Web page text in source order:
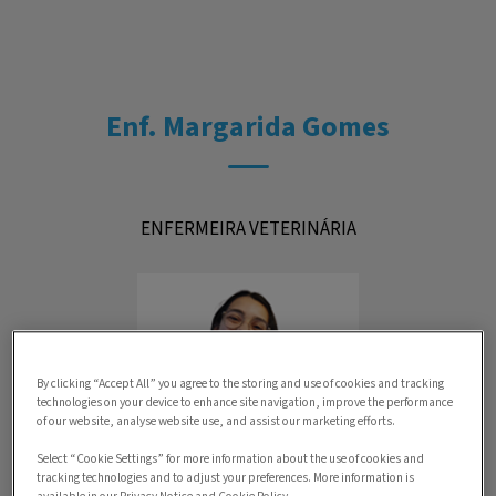
Enf. Margarida Gomes
ENFERMEIRA VETERINÁRIA
By clicking “Accept All” you agree to the storing and use of cookies and tracking
technologies on your device to enhance site navigation, improve the performance
of our website, analyse website use, and assist our marketing efforts.
Select “Cookie Settings” for more information about the use of cookies and
tracking technologies and to adjust your preferences. More information is